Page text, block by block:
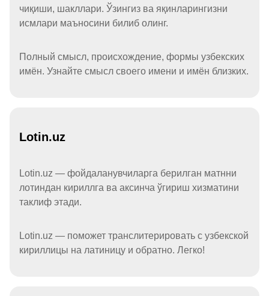
чиқиши, шакллари. Ўзингиз ва яқинларингизни
исмлари маъносини билиб олинг.
Полный смысл, происхождение, формы узбекских
имён. Узнайте смысл своего имени и имён близких.
Lotin.uz
Lotin.uz — фойдаланувчиларга берилган матнни
лотиндан кириллга ва аксинча ўгириш хизматини
таклиф этади.
Lotin.uz — поможет транслитерировать с узбекской
кириллицы на латиницу и обратно. Легко!